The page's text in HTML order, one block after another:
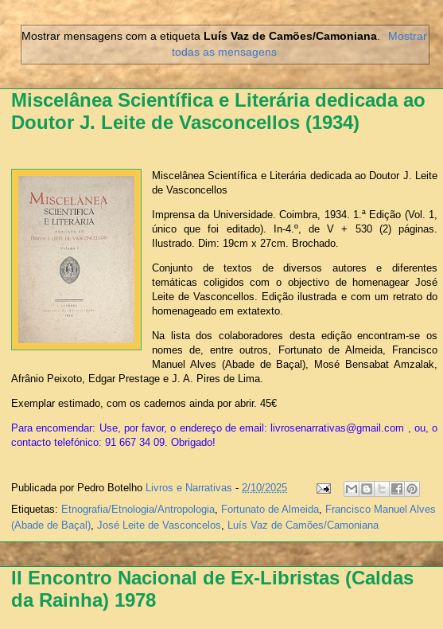
Mostrar mensagens com a etiqueta Luís Vaz de Camões/Camoniana
Mostrar
todas as mensagens
Miscelânea Scientífica e Literária dedicada ao
Doutor J. Leite de Vasconcellos (1934)
Miscelânea Scientífica e Literária dedicada ao Doutor J. Leite
de Vasconcellos
Imprensa da Universidade. Coimbra, 1934. 1.ª Edição (Vol. 1,
único que foi editado). In-4.º, de V + 530 (2) páginas.
Ilustrado. Dim: 19cm x 27cm. Brochado.
Conjunto de textos de diversos autores e diferentes
temáticas coligidos com o objectivo de homenagear José
Leite de Vasconcellos. Edição ilustrada e com um retrato do
homenageado em extatexto.
Na lista dos colaboradores desta edição encontram-se os
nomes de, entre outros, Fortunato de Almeida, Francisco
Manuel Alves (Abade de Baçal), Mosé Bensabat Amzalak,
Afrânio Peixoto, Edgar Prestage e J. A. Pires de Lima.
Exemplar estimado, com os cadernos ainda por abrir. 45€
Para encomendar: Use, por favor, o endereço de email: livrosenarrativas@gmail.com , ou, o
contacto telefónico: 91 667 34 09. Obrigado!
Publicada por Pedro Botelho Livros e Narrativas - 2/10/2025
Etiquetas: Etnografia/Etnologia/Antropologia, Fortunato de Almeida, Francisco Manuel Alves
(Abade de Baçal), José Leite de Vasconcelos, Luís Vaz de Camões/Camoniana
II Encontro Nacional de Ex-Libristas (Caldas
da Rainha) 1978